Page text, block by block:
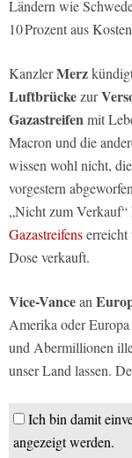
Ländern wie
10 Prozent aus
KanzlerMerz
Luftbrückezur
Gazastreifenmit
Macron und die
wissen wohl nicht,
vorgestern
„Nicht zum Verkauf“
Gazastreifens
Dose verkauft.
Vice-Vancean
Amerika oder
und Abermillionen
unser Land lassen.
Ich bin damit
angezeigt werden.